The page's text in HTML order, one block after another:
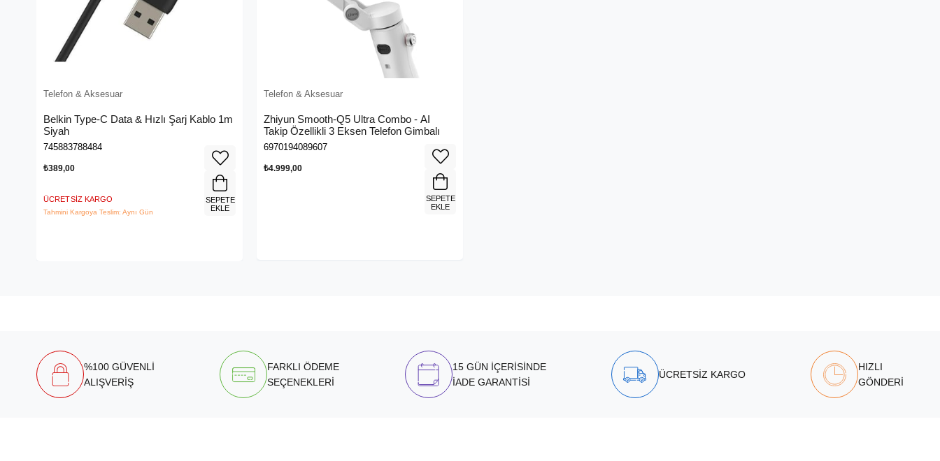
Telefon & Aksesuar
Belkin Type-C Data & Hızlı Şarj Kablo 1m
Siyah
745883788484
₺389,00
ÜCRETSIZ KARGO
Tahmini Kargoya Teslim: Aynı Gün
SEPETE
EKLE
Telefon & Aksesuar
Zhiyun Smooth-Q5 Ultra Combo - AI
Takip Özellikli 3 Eksen Telefon Gimbalı
6970194089607
₺4.999,00
SEPETE
EKLE
%100 GÜVENLİ
ALIŞVERİŞ
FARKLI ÖDEME
SEÇENEKLERİ
15 GÜN İÇERİSİNDE
İADE GARANTİSİ
ÜCRETSİZ KARGO
HIZLI
GÖNDERİ